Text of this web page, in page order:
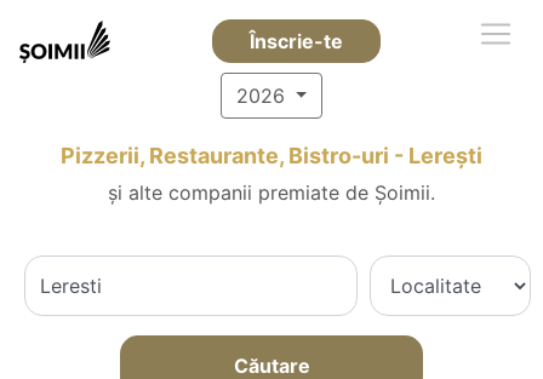
Înscrie-te
2026
Pizzerii, Restaurante, Bistro-uri - Lereşti
și alte companii premiate de Șoimii.
Căutare